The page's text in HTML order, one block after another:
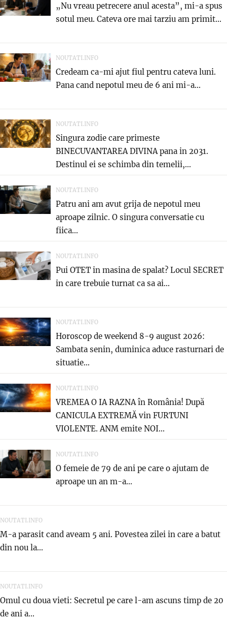
„Nu vreau petrecere anul acesta”, mi-a spus
sotul meu. Cateva ore mai tarziu am primit...
NOUTATI.INFO
Credeam ca-mi ajut fiul pentru cateva luni.
Pana cand nepotul meu de 6 ani mi-a...
NOUTATI.INFO
Singura zodie care primeste
BINECUVANTAREA DIVINA pana in 2031.
Destinul ei se schimba din temelii,...
NOUTATI.INFO
Patru ani am avut grija de nepotul meu
aproape zilnic. O singura conversatie cu
fiica...
NOUTATI.INFO
Pui OTET in masina de spalat? Locul SECRET
in care trebuie turnat ca sa ai...
NOUTATI.INFO
Horoscop de weekend 8-9 august 2026:
Sambata senin, duminica aduce rasturnari de
situatie…
NOUTATI.INFO
VREMEA O IA RAZNA în România! După
CANICULA EXTREMĂ vin FURTUNI
VIOLENTE. ANM emite NOI...
NOUTATI.INFO
O femeie de 79 de ani pe care o ajutam de
aproape un an m-a...
NOUTATI.INFO
M-a parasit cand aveam 5 ani. Povestea zilei in care a batut
din nou la...
NOUTATI.INFO
Omul cu doua vieti: Secretul pe care l-am ascuns timp de 20
de ani a...